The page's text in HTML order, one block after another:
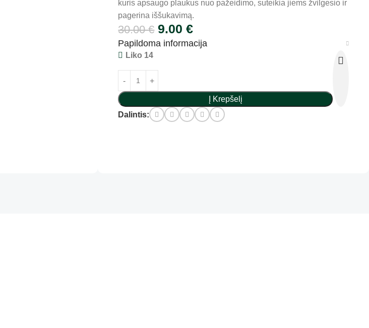
kuris apsaugo plaukus nuo pažeidimo, suteikia jiems žvilgesio ir
pagerina iššukavimą.
30.00€ 9.00€
Papildoma informacija
Liko 14
Į Krepšelį
Dalintis: